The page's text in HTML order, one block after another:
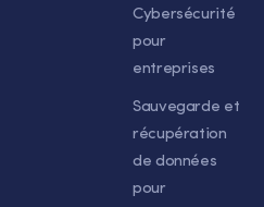
Cybersécurité
pour
entreprises
Sauvegarde et
récupération
de données
pour